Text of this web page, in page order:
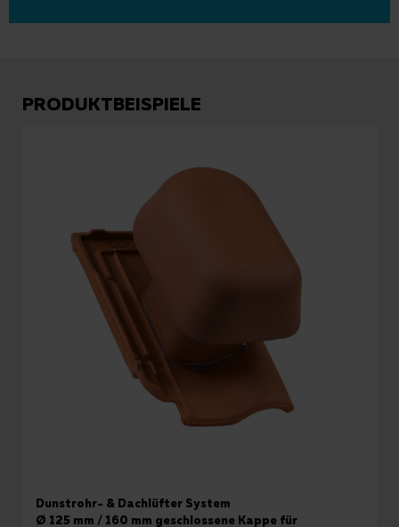
PRODUKTBEISPIELE
Dunstrohr- & Dachlüfter System
Ø 125 mm / 160 mm geschlossene Kappe für